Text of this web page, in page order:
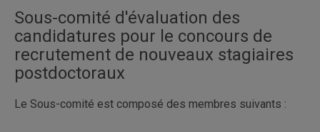
Sous-comité d'évaluation des
candidatures pour le concours de
recrutement de nouveaux stagiaires
postdoctoraux
Le Sous-comité est composé des membres suivants :